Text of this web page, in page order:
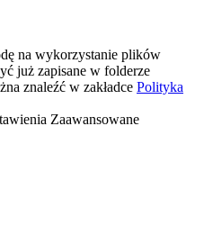
na wykorzystanie plików
już zapisane w folderze
znaleźć w zakładce Polityka
Zaawansowane